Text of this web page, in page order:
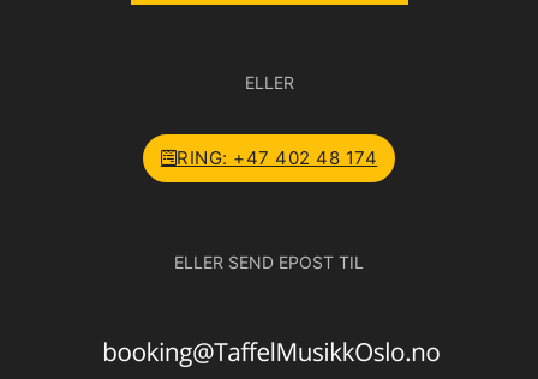
ELLER
RING: +47 402 48 174
ELLER SEND EPOST TIL